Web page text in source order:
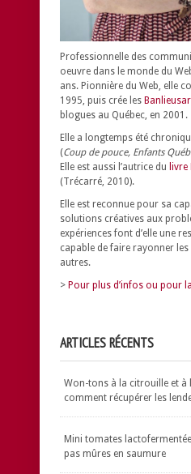
Professionnelle des
oeuvre dans le monde du
ans. Pionnière du Web, elle
1995, puis crée les
blogues au Québec, en 2001.
Elle a longtemps été
(Coup de pouce, Enfants
Elle est aussi l’autrice du
(Trécarré, 2010).
Elle est reconnue pour sa
solutions créatives aux
expériences font d’elle une
capable de faire rayonner
autres.
> Pour plus d’infos ou pour
ARTICLES RÉCENTS
Won-tons à la citrouille et à
comment récupérer les
Mini tomates
pas mûres en saumure